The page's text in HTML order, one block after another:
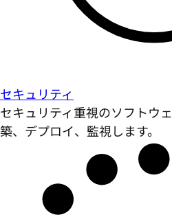
セキュリティ
セキュリティ重視のソフトウ
築、デプロイ、監視します。